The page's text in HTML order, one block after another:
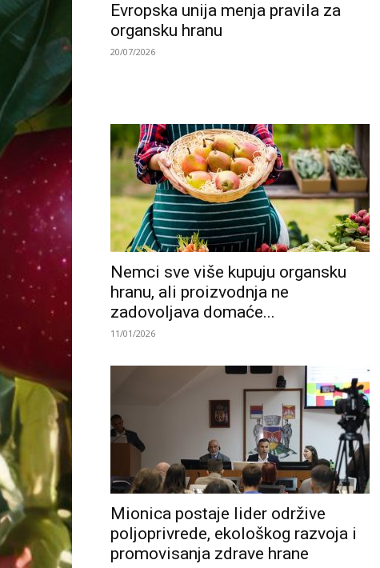
Evropska unija menja pravila za
organsku hranu
20/07/2026
Nemci sve više kupuju organsku
hranu, ali proizvodnja ne
zadovoljava domaće...
11/01/2026
Mionica postaje lider održive
poljoprivrede, ekološkog razvoja i
promovisanja zdrave hrane